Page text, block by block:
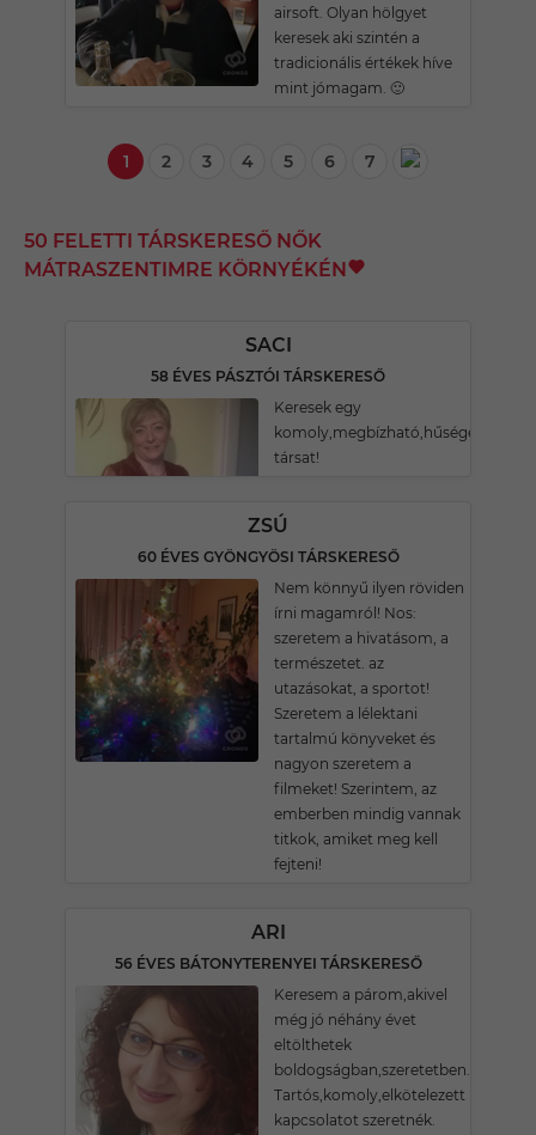
airsoft. Olyan hölgyet
keresek aki szintén a
tradicionális értékek híve
mint jómagam. 🙂
1 2 3 4 5 6 7
50 FELETTI TÁRSKERESŐ NŐK
MÁTRASZENTIMRE KÖRNYÉKÉN
SACI
58 ÉVES PÁSZTÓI TÁRSKERESŐ
Keresek egy
komoly,megbízható,hűséges
társat!
ZSÚ
60 ÉVES GYÖNGYÖSI TÁRSKERESŐ
Nem könnyű ilyen röviden
írni magamról! Nos:
szeretem a hivatásom, a
természetet. az
utazásokat, a sportot!
Szeretem a lélektani
tartalmú könyveket és
nagyon szeretem a
filmeket! Szerintem, az
emberben mindig vannak
titkok, amiket meg kell
fejteni!
ARI
56 ÉVES BÁTONYTERENYEI TÁRSKERESŐ
Keresem a párom,akivel
még jó néhány évet
eltölthetek
boldogságban,szeretetben.
Tartós,komoly,elkötelezett
kapcsolatot szeretnék.